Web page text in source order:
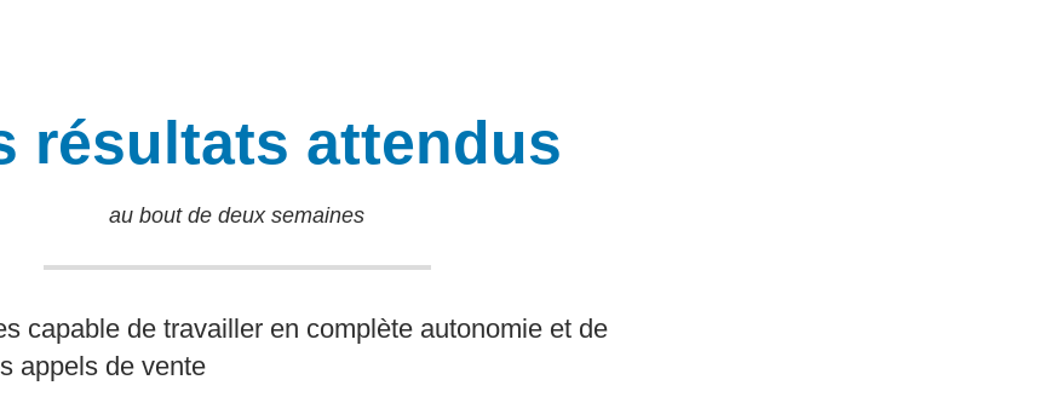
résultats attendus
au bout de deux semaines
capable de travailler en complète autonomie et de
appels de vente